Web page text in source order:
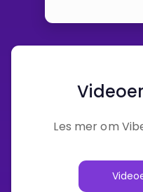
Les mer om